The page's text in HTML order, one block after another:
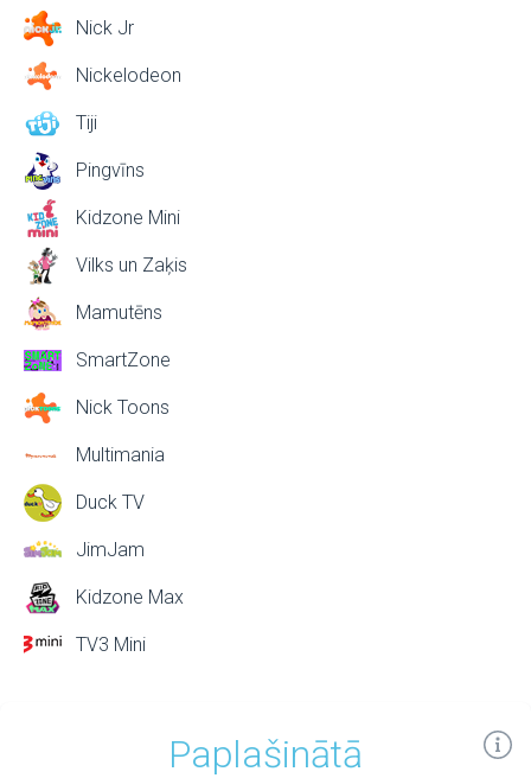
Nick Jr
Nickelodeon
Tiji
Pingvīns
Kidzone Mini
Vilks un Zaķis
Mamutēns
SmartZone
Nick Toons
Multimania
Duck TV
JimJam
Kidzone Max
TV3 Mini
Paplašinātā